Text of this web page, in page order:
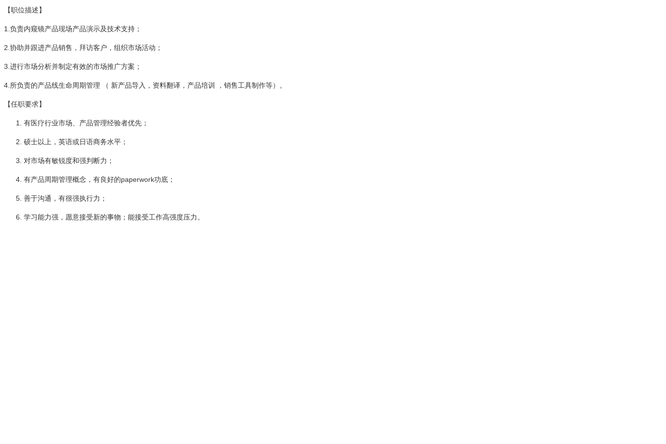
【职位描述】
1.负责内窥镜产品现场产品演示及技术支持；
2.协助并跟进产品销售，拜访客户，组织市场活动；
3.进行市场分析并制定有效的市场推广方案；
4.所负责的产品线生命周期管理 （ 新产品导入，资料翻译，产品培训 ，销售工具制作等）。
【任职要求】
有医疗行业市场、产品管理经验者优先；
硕士以上，英语或日语商务水平；
对市场有敏锐度和强判断力；
有产品周期管理概念，有良好的paperwork功底；
善于沟通，有很强执行力；
学习能力强，愿意接受新的事物；能接受工作高强度压力。